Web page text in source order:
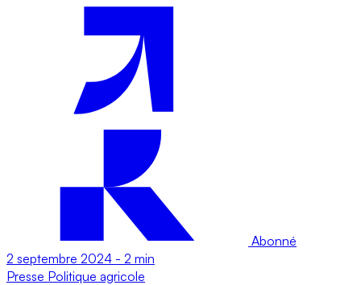
Abonné
2 septembre 2024 - 2 min
Presse Politique agricole